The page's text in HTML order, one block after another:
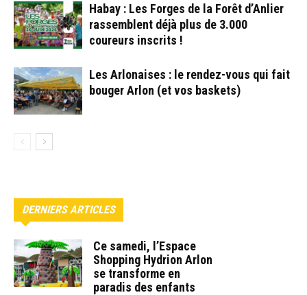
Habay : Les Forges de la Forêt d’Anlier
rassemblent déjà plus de 3.000
coureurs inscrits !
Les Arlonaises : le rendez-vous qui fait
bouger Arlon (et vos baskets)
DERNIERS ARTICLES
Ce samedi, l’Espace
Shopping Hydrion Arlon
se transforme en
paradis des enfants